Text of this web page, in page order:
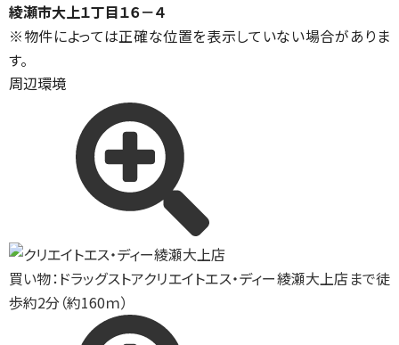
綾瀬市大上１丁目１６－４
※物件によっては正確な位置を表示していない場合がありま
す。
周辺環境
買い物：ドラッグストアクリエイトエス・ディー綾瀬大上店まで徒
歩約2分（約160ｍ）